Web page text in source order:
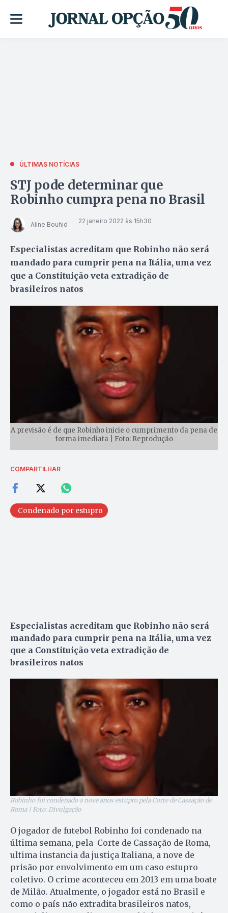
ÚLTIMAS NOTÍCIAS
STJ pode determinar que
Robinho cumpra pena no Brasil
Aline Bouhid 22 janeiro 2022 às 15h30
Especialistas acreditam que Robinho não será
mandado para cumprir pena na Itália, uma vez
que a Constituição veta extradição de
brasileiros natos
A previsão é de que Robinho inicie o cumprimento da pena de
forma imediata | Foto: Reprodução
COMPARTILHAR
Condenado por estupro
Especialistas acreditam que Robinho não será
mandado para cumprir pena na Itália, uma vez
que a Constituição veta extradição de
brasileiros natos
Robinho foi condenado a nove anos estupro pela Corte de Cassação de
Roma | Foto: Divulgação
O jogador de futebol Robinho foi condenado na
última semana, pela Corte de Cassação de Roma,
ultima instancia da justiça Italiana, a nove de
prisão por envolvimento em um caso estupro
coletivo. O crime aconteceu em 2013 em uma boate
de Milão. Atualmente, o jogador está no Brasil e
como o país não extradita brasileiros natos,